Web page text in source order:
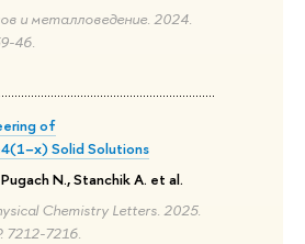
и металловедение. 2024.
46.
of
Solid Solutions
N., Stanchik A. et al.
Chemistry Letters. 2025.
7212-7216.